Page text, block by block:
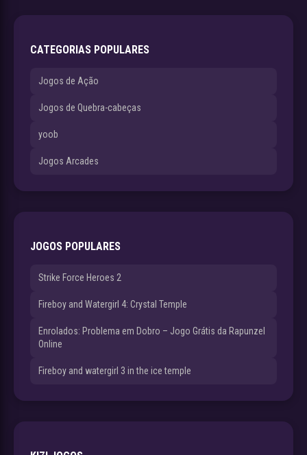
CATEGORIAS POPULARES
Jogos de Ação
Jogos de Quebra-cabeças
yoob
Jogos Arcades
JOGOS POPULARES
Strike Force Heroes 2
Fireboy and Watergirl 4: Crystal Temple
Enrolados: Problema em Dobro – Jogo Grátis da Rapunzel
Online
Fireboy and watergirl 3 in the ice temple